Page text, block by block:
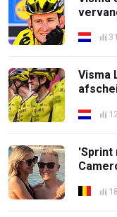
Visma
'Sprint